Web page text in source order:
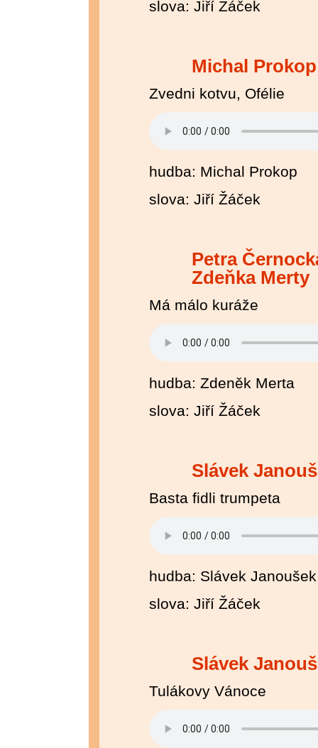
slova: Jiří Žáček
Michal
Zvedni kotvu, Ofélie
hudba: Michal Prokop
slova: Jiří Žáček
Petra
Zdeňka Merty
Má málo kuráže
hudba: Zdeněk Merta
slova: Jiří Žáček
Slávek
Basta fidli trumpeta
hudba: Slávek Janoušek
slova: Jiří Žáček
Slávek
Tulákovy Vánoce